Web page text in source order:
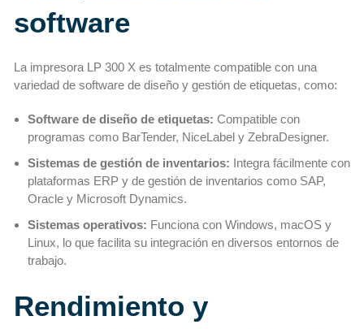
software
La impresora LP 300 X es totalmente compatible con una
variedad de software de diseño y gestión de etiquetas, como:
Software de diseño de etiquetas: Compatible con
programas como BarTender, NiceLabel y ZebraDesigner.
Sistemas de gestión de inventarios: Integra fácilmente con
plataformas ERP y de gestión de inventarios como SAP,
Oracle y Microsoft Dynamics.
Sistemas operativos: Funciona con Windows, macOS y
Linux, lo que facilita su integración en diversos entornos de
trabajo.
Rendimiento y